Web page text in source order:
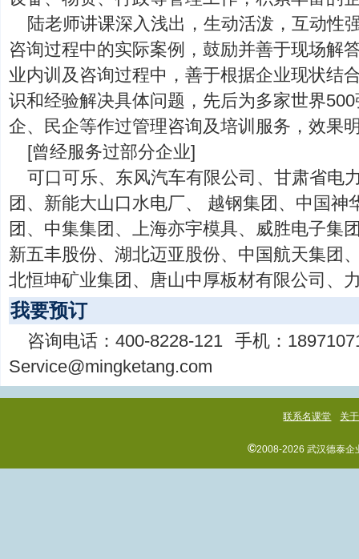
陆老师讲课深入浅出，生动活泼，互动性
咨询过程中的实际案例，鼓励并善于现场解
业内训及咨询过程中，善于根据企业现状结
识和经验解决具体问题，先后为多家世界
企、民企等作过管理咨询及培训服务，效果
[曾经服务过部分企业]
可口可乐、东风汽车有限公司、甘肃省电
团、新能大山口水电厂、 越钢集团、中国神
团、中集集团、上海亦宇模具、威胜电子集
新五丰股份、湖北迈亚股份、中国航天集团
北恒坤矿业集团、唐山中厚板材有限公司、
我要预订
咨询电话：400-8228-121 手机：
Service@mingketang.com
联系名课堂 关
©2008-2026 武汉德泰企